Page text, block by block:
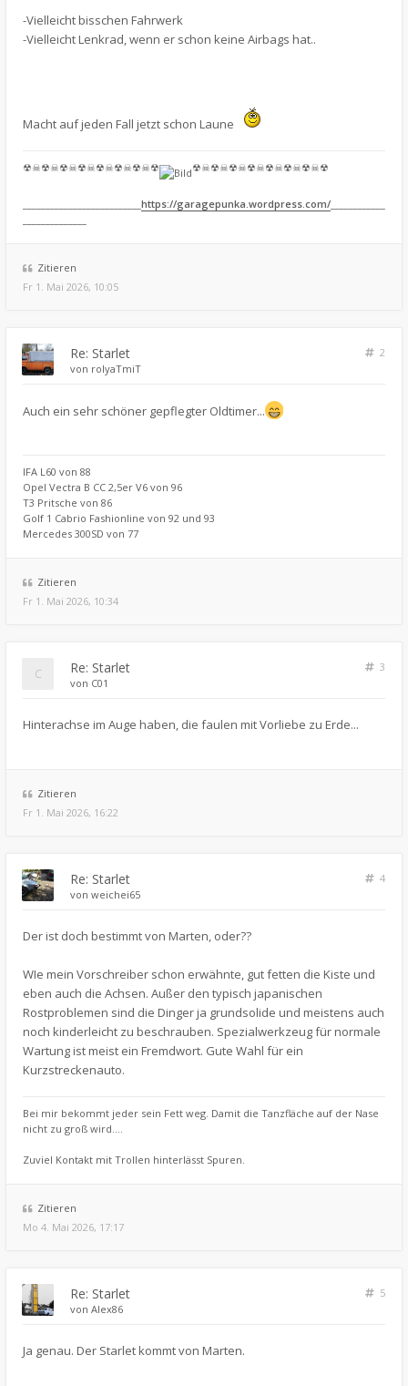
-Vielleicht bisschen Fahrwerk
-Vielleicht Lenkrad, wenn er schon keine Airbags hat..
Macht auf jeden Fall jetzt schon Laune
☢☠☢☠☢☠☢☠☢☠☢☠☢☠☢ ☢☠☢☠☢☠☢☠☢☠☢☠☢☠☢
https://garagepunka.wordpress.com/
Zitieren
Fr 1. Mai 2026, 10:05
Re: Starlet
2
von rolyaTmiT
Auch ein sehr schöner gepflegter Oldtimer...
IFA L60 von 88
Opel Vectra B CC 2,5er V6 von 96
T3 Pritsche von 86
Golf 1 Cabrio Fashionline von 92 und 93
Mercedes 300SD von 77
Zitieren
Fr 1. Mai 2026, 10:34
Re: Starlet
3
von C01
Hinterachse im Auge haben, die faulen mit Vorliebe zu Erde...
Zitieren
Fr 1. Mai 2026, 16:22
Re: Starlet
4
von weichei65
Der ist doch bestimmt von Marten, oder??
WIe mein Vorschreiber schon erwähnte, gut fetten die Kiste und
eben auch die Achsen. Außer den typisch japanischen
Rostproblemen sind die Dinger ja grundsolide und meistens auch
noch kinderleicht zu beschrauben. Spezialwerkzeug für normale
Wartung ist meist ein Fremdwort. Gute Wahl für ein
Kurzstreckenauto.
Bei mir bekommt jeder sein Fett weg. Damit die Tanzfläche auf der Nase
nicht zu groß wird....
Zuviel Kontakt mit Trollen hinterlässt Spuren.
Zitieren
Mo 4. Mai 2026, 17:17
Re: Starlet
5
von Alex86
Ja genau. Der Starlet kommt von Marten.